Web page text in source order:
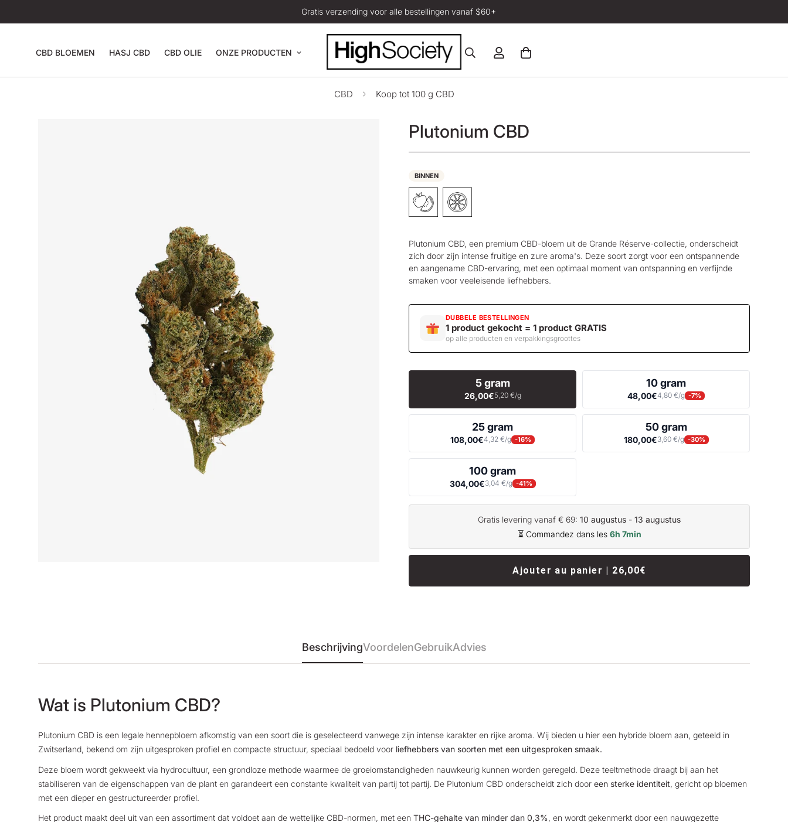
Gratis verzending voor alle bestellingen vanaf $60+
CBD BLOEMEN HASJ CBD CBD OLIE ONZE PRODUCTEN
CBD Koop tot 100 g CBD
Plutonium CBD
BINNEN
Plutonium CBD, een premium CBD-bloem uit de Grande Réserve-collectie, onderscheidt
zich door zijn intense fruitige en zure aroma's. Deze soort zorgt voor een ontspannende
en aangename CBD-ervaring, met een optimaal moment van ontspanning en verfijnde
smaken voor veeleisende liefhebbers.
DUBBELE BESTELLINGEN
1 product gekocht = 1 product GRATIS
op alle producten en verpakkingsgroottes
5 gram
26,00€5,20 €/g
10 gram
48,00€4,80 €/g -7%
25 gram
108,00€4,32 €/g -16%
50 gram
180,00€3,60 €/g -30%
100 gram
304,00€3,04 €/g -41%
Gratis levering vanaf € 69: 10 augustus - 13 augustus
⏳ Commandez dans les 6h 7min
Ajouter au panier | 26,00€
BeschrijvingVoordelenGebruikAdvies
Wat is Plutonium CBD?
Plutonium CBD is een legale hennepbloem afkomstig van een soort die is geselecteerd vanwege zijn intense karakter en rijke aroma. Wij bieden u hier een hybride bloem aan, geteeld in
Zwitserland, bekend om zijn uitgesproken profiel en compacte structuur, speciaal bedoeld voor liefhebbers van soorten met een uitgesproken smaak.
Deze bloem wordt gekweekt via hydrocultuur, een grondloze methode waarmee de groeiomstandigheden nauwkeurig kunnen worden geregeld. Deze teeltmethode draagt bij aan het
stabiliseren van de eigenschappen van de plant en garandeert een constante kwaliteit van partij tot partij. De Plutonium CBD onderscheidt zich door een sterke identiteit, gericht op bloemen
met een dieper en gestructureerder profiel.
Het product maakt deel uit van een assortiment dat voldoet aan de wettelijke CBD-normen, met een THC-gehalte van minder dan 0,3%, en wordt gekenmerkt door een nauwgezette